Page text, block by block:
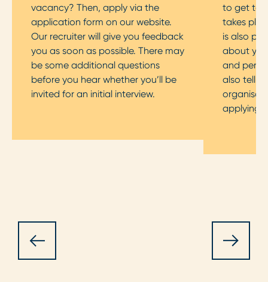
vacancy? Then, apply via the
application form on our website.
Our recruiter will give you feedback
you as soon as possible. There may
be some additional questions
before you hear whether you’ll be
invited for an initial interview.
to get to
takes
is also
about
and
also tell
applying